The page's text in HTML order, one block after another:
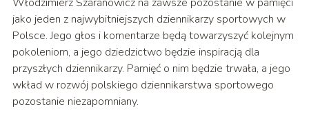
jako jeden z najwybitniejszych dziennikarzy sportowych w
Polsce. Jego głos i komentarze będą towarzyszyć kolejnym
pokoleniom, a jego dziedzictwo będzie inspiracją dla
przyszłych dziennikarzy. Pamięć o nim będzie trwała, a jego
wkład w rozwój polskiego dziennikarstwa sportowego
pozostanie niezapomniany.